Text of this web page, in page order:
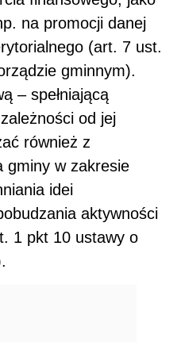
na promocji danej
(art. 7 ust.
gminnym).
– spełniającą
od jej
również z
gminy w zakresie
idei
aktywności
1 pkt 10 ustawy o